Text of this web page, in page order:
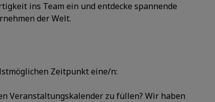
ins Team ein und entdecke spannende
der Welt.
Zeitpunkt eine/n:
Veranstaltungskalender zu füllen? Wir haben